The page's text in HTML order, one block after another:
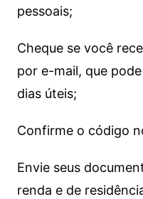
pessoais;
Cheque se você
por e-mail, que
dias úteis;
Confirme o código
Envie seus
renda e de